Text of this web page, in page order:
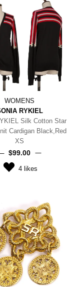
WOMENS
RYKIEL
Silk Cotton Star
Cardigan Black,Red
XS
$‌99.00
4 likes